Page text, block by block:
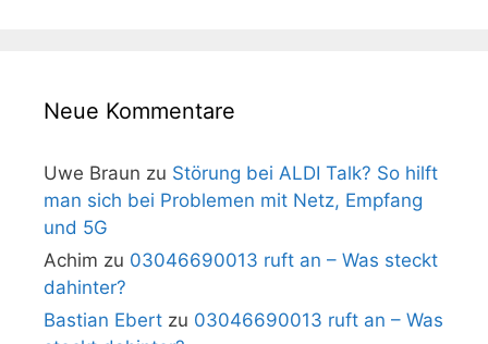
Neue Kommentare
Uwe Braun zu Störung bei ALDI Talk? So hilft
man sich bei Problemen mit Netz, Empfang
und 5G
Achim zu 03046690013 ruft an – Was steckt
dahinter?
Bastian Ebert zu 03046690013 ruft an – Was